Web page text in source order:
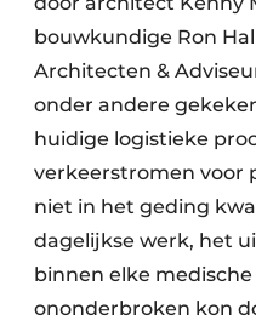
bouwkundige Ron
Architecten &
onder andere
huidige logistieke
verkeerstromen voor
niet in het geding
dagelijkse werk, het
binnen elke medische
ononderbroken kon